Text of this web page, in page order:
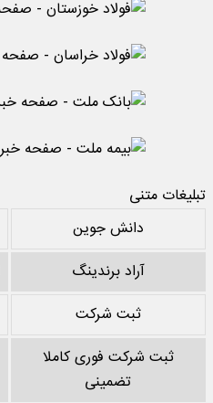
تبلیغات متنی
دانش جوین
آراد برندینگ
ثبت شرکت
ثبت شرکت فوری کاملا
تضمینی